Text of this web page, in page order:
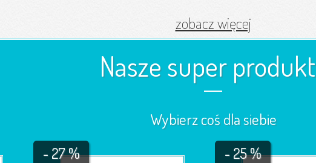
zobacz więcej
Nasze super
Wybierz coś dla siebie
- 27 % - 25 %